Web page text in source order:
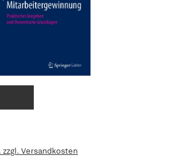
Versandkosten